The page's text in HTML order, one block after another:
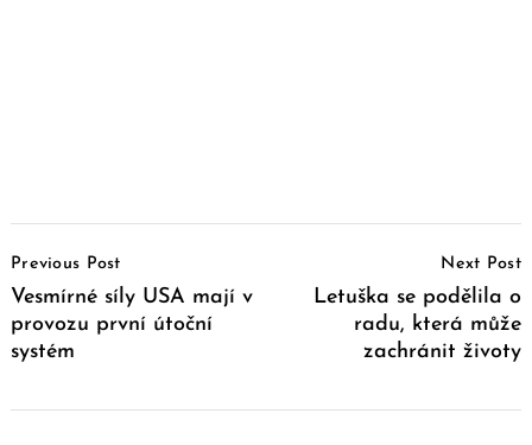
Navigation
Previous Post
Vesmírné síly USA mají v
provozu první útoční
systém
Next Post
Letuška se podělila o
radu, která může
zachránit životy